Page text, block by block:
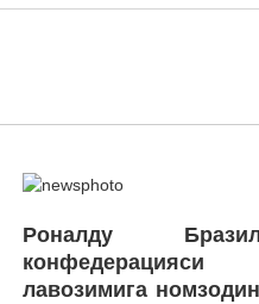
Роналду
лавозимига